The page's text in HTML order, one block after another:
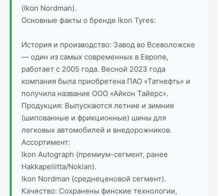
(Ikon Nordman).
Основные факты о бренде Ikon Tyres:
История и производство: Завод во Всеволожске
— один из самых современных в Европе,
работает с 2005 года. Весной 2023 года
компания была приобретена ПАО «Татнефть» и
получила название ООО «Айкон Тайерс».
Продукция: Выпускаются летние и зимние
(шипованные и фрикционные) шины для
легковых автомобилей и внедорожников.
Ассортимент:
Ikon Autograph (премиум-сегмент, ранее
Hakkapeliitta/Nokian).
Ikon Nordman (среднеценовой сегмент).
Качество: Сохранены финские технологии,